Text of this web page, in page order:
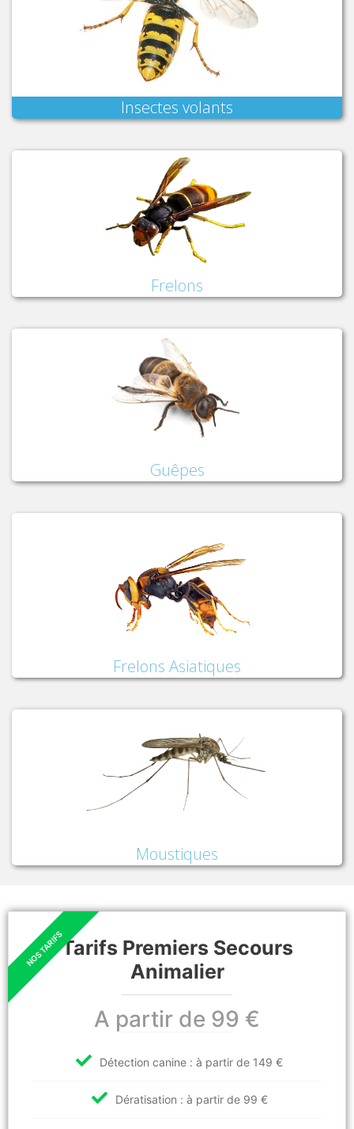
Insectes volants
Frelons
Guêpes
Frelons Asiatiques
Moustiques
Tarifs Premiers Secours
Animalier
A partir de 99 €
Détection canine : à partir de 149 €
Dératisation : à partir de 99 €